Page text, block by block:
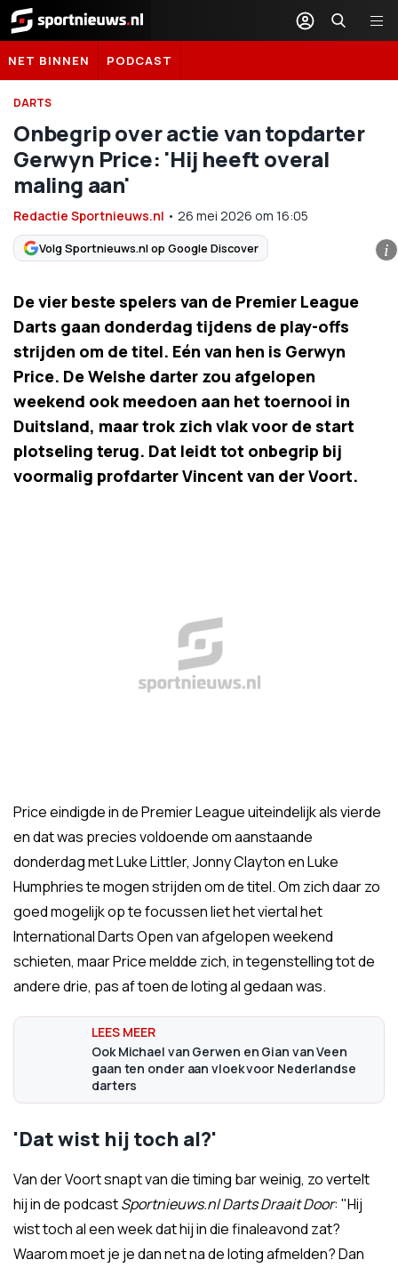
Sportnieuws.nl
NET BINNEN PODCAST
DARTS
Onbegrip over actie van topdarter
Gerwyn Price: 'Hij heeft overal
maling aan'
Redactie Sportnieuws.nl • 26 mei 2026 om 16:05
Volg Sportnieuws.nl op Google Discover i
De vier beste spelers van de Premier League
Darts gaan donderdag tijdens de play-offs
strijden om de titel. Eén van hen is Gerwyn
Price. De Welshe darter zou afgelopen
weekend ook meedoen aan het toernooi in
Duitsland, maar trok zich vlak voor de start
plotseling terug. Dat leidt tot onbegrip bij
voormalig profdarter Vincent van der Voort.
Price eindigde in de Premier League uiteindelijk als vierde
en dat was precies voldoende om aanstaande
donderdag met Luke Littler, Jonny Clayton en Luke
Humphries te mogen strijden om de titel. Om zich daar zo
goed mogelijk op te focussen liet het viertal het
International Darts Open van afgelopen weekend
schieten, maar Price meldde zich, in tegenstelling tot de
andere drie, pas af toen de loting al gedaan was.
Ook Michael van Gerwen en Gian van Veen
gaan ten onder aan vloek voor Nederlandse
darters
'Dat wist hij toch al?'
Van der Voort snapt van die timing bar weinig, zo vertelt
hij in de podcastSportnieuws.nl Darts Draait Door: "Hij
wist toch al een week dat hij in die finaleavond zat?
Waarom moet je je dan net na de loting afmelden? Dan